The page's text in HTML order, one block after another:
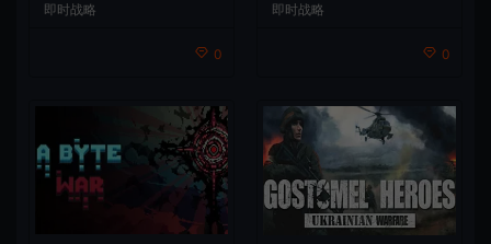
即时战略
0
即时战略
0